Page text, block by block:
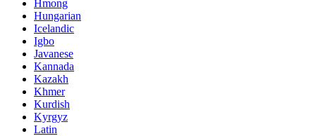
Hmong
Hungarian
Icelandic
Igbo
Javanese
Kannada
Kazakh
Khmer
Kurdish
Kyrgyz
Latin